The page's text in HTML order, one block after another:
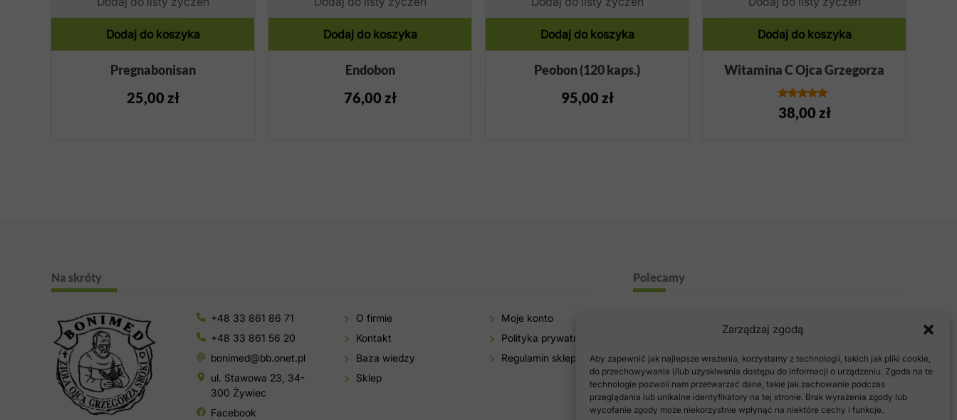
Zarządzaj zgodą
Aby zapewnić jak najlepsze wrażenia, korzystamy z technologii, takich jak pliki cookie,
do przechowywania i/lub uzyskiwania dostępu do informacji o urządzeniu. Zgoda na te
technologie pozwoli nam przetwarzać dane, takie jak zachowanie podczas
przeglądania lub unikalne identyfikatory na tej stronie. Brak wyrażenia zgody lub
wycofanie zgody może niekorzystnie wpłynąć na niektóre cechy i funkcje.
Dodaj do koszyka
Pregnabonisan
25,00 zł
Dodaj do koszyka
Endobon
76,00 zł
Dodaj do koszyka
Peobon (120 kaps.)
95,00 zł
Dodaj do koszyka
Witamina C Ojca Grzegorza
Oceniono
5.00
38,00 zł
Na skróty Polecamy
+48 33 861 86 71
+48 33 861 56 20
bonimed@bb.onet.pl
ul. Stawowa 23, 34-
300 Żywiec
Facebook
O firmie
Kontakt
Baza wiedzy
Sklep
Moje konto
Polityka prywatności
Regulamin sklepu